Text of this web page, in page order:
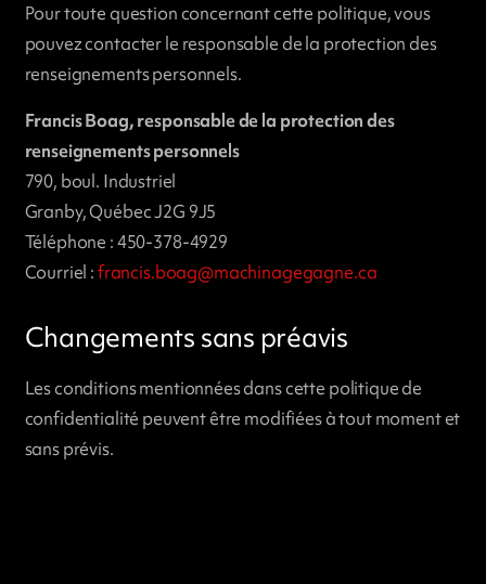
Pour toute question concernant cette politique, vous
pouvez contacter le responsable de la protection des
renseignements personnels.
Francis Boag, responsable de la protection des
renseignements personnels
790, boul. Industriel
Granby, Québec J2G 9J5
Téléphone : 450-378-4929
Courriel :francis.boag@machinagegagne.ca
Changements sans préavis
Les conditions mentionnées dans cette politique de
confidentialité peuvent être modifiées à tout moment et
sans prévis.